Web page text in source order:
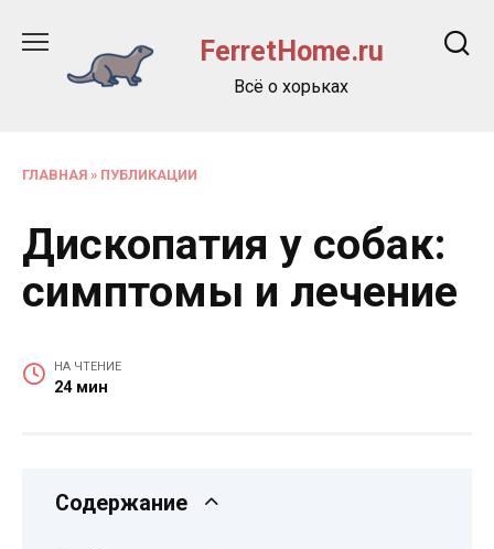
содержанию
FerretHome.ru
Всё о хорьках
ГЛАВНАЯ » ПУБЛИКАЦИИ
Дископатия у собак:
симптомы и лечение
НА ЧТЕНИЕ
24 мин
Содержание